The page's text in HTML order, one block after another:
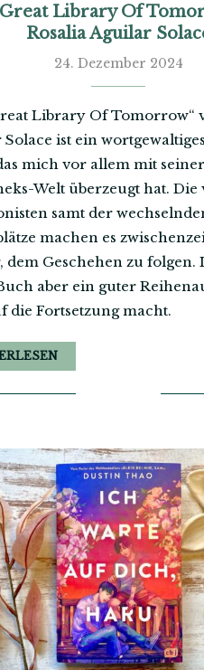
Library Of
Rosalia Aguilar
24. Dezember 2024
Library Of Tomorrow“
ist ein
mich vor allem mit seiner
Welt überzeugt hat. Die
samt der
machen es
dem Geschehen zu folgen.
aber ein guter
die Fortsetzung macht.